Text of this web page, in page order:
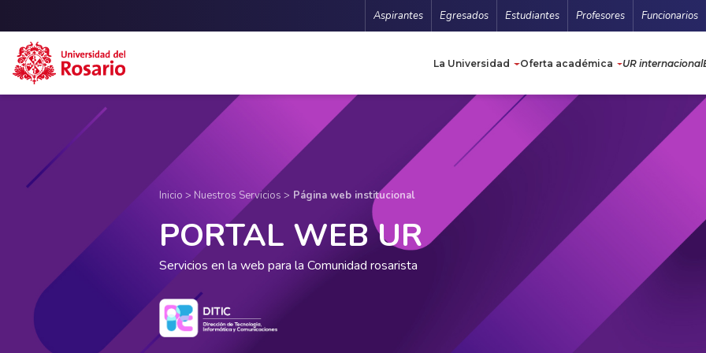
Menu Secundario
Aspirantes Egresados Estudiantes Profesores Funcionarios
La Universidad Oferta académica UR internacional
Inicio > Nuestros Servicios > Página web institucional
PORTAL WEB UR
Servicios en la web para la Comunidad rosarista